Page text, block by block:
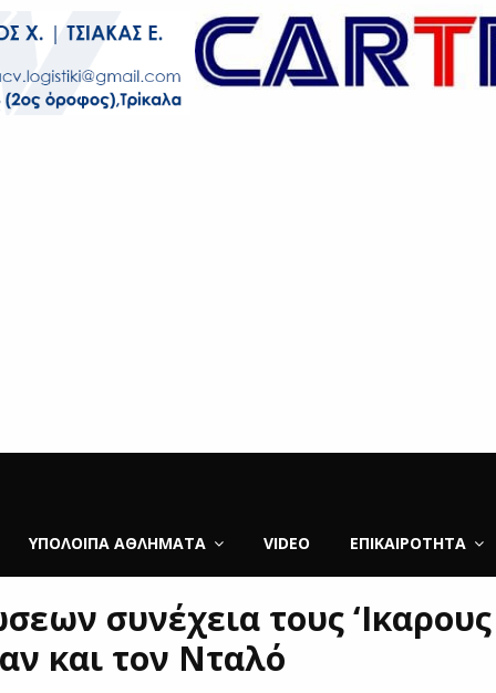
ΥΠΌΛΟΙΠΑ ΑΘΛΉΜΑΤΑ VIDEO ΕΠΙΚΑΙΡΌΤΗΤΑ
συνέχεια τους
και τον Νταλό